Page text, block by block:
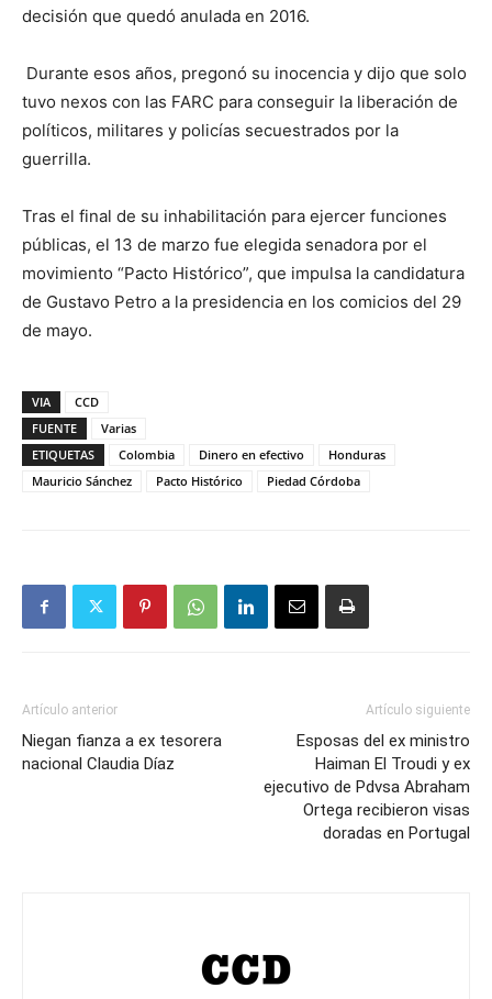
decisión que quedó anulada en 2016.
Durante esos años, pregonó su inocencia y dijo que solo
tuvo nexos con las FARC para conseguir la liberación de
políticos, militares y policías secuestrados por la
guerrilla.
Tras el final de su inhabilitación para ejercer funciones
públicas, el 13 de marzo fue elegida senadora por el
movimiento “Pacto Histórico”, que impulsa la candidatura
de Gustavo Petro a la presidencia en los comicios del 29
de mayo.
VIA
CCD
FUENTE
Varias
ETIQUETAS
Colombia Dinero en efectivo
Honduras
Mauricio Sánchez
Pacto Histórico Piedad Córdoba
Artículo anterior
Niegan fianza a ex tesorera
nacional Claudia Díaz
Artículo siguiente
Esposas del ex ministro
Haiman El Troudi y ex
ejecutivo de Pdvsa Abraham
Ortega recibieron visas
doradas en Portugal